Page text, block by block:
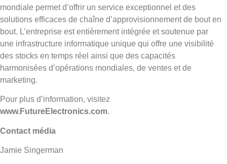
mondiale permet d’offrir un service exceptionnel et des
solutions efficaces de chaîne d’approvisionnement de bout en
bout. L’entreprise est entièrement intégrée et soutenue par
une infrastructure informatique unique qui offre une visibilité
des stocks en temps réel ainsi que des capacités
harmonisées d’opérations mondiales, de ventes et de
marketing.
Pour plus d’information, visitez
www.FutureElectronics.com.
Contact média
Jamie Singerman